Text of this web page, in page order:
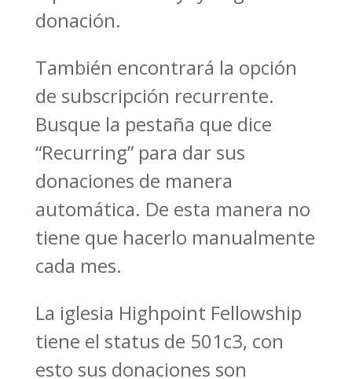
donación.
También encontrará la opción
de subscripción recurrente.
Busque la pestaña que dice
“Recurring” para dar sus
donaciones de manera
automática. De esta manera no
tiene que hacerlo manualmente
cada mes.
La iglesia Highpoint Fellowship
tiene el status de 501c3, con
esto sus donaciones son